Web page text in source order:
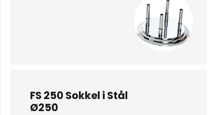
FS 250 Sokkel i Stål
Ø250